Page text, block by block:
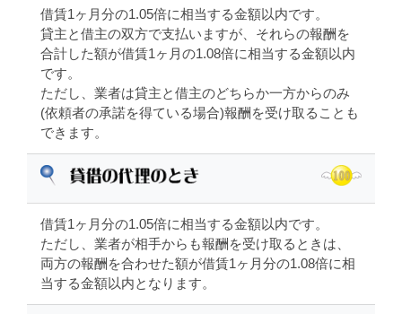
借賃1ヶ月分の1.05倍に相当する金額以内です。
貸主と借主の双方で支払いますが、それらの報酬を
合計した額が借賃1ヶ月の1.08倍に相当する金額以内
です。
ただし、業者は貸主と借主のどちらか一方からのみ
(依頼者の承諾を得ている場合)報酬を受け取ることも
できます。
借賃1ヶ月分の1.05倍に相当する金額以内です。
ただし、業者が相手からも報酬を受け取るときは、
両方の報酬を合わせた額が借賃1ヶ月分の1.08倍に相
当する金額以内となります。